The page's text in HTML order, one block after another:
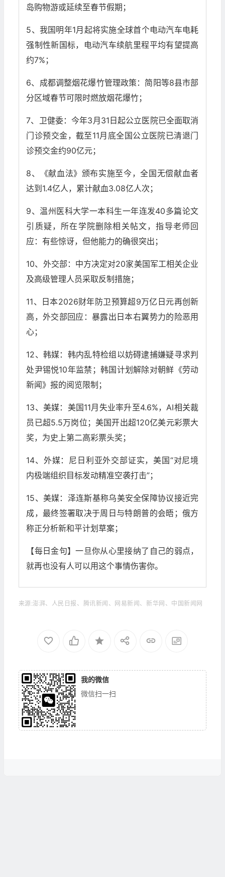
岛购物游或延续至春节假期；
5、我国明年1月起将实施全球首个电动汽车电耗
强制性新国标，电动汽车续航里程平均有望提高
约7%；
6、成都调整烟花爆竹管理政策：简阳等8县市部
分区域春节可限时燃放烟花爆竹；
7、卫健委：今年3月31日起公立医院已全面取消
门诊预交金，截至11月底全国公立医院已清退门
诊预交金约90亿元；
8、《献血法》颁布实施至今，全国无偿献血者
达到1.4亿人，累计献血3.08亿人次；
9、温州医科大学一本科生一年连发40多篇论文
引质疑，所在学院删除相关帖文，指导老师回
应：有些惊讶，但他能力的确很突出；
10、外交部：中方决定对20家美国军工相关企业
及高级管理人员采取反制措施；
11、日本2026财年防卫预算超9万亿日元再创新
高，外交部回应：暴露出日本右翼势力的险恶用
心；
12、韩媒：韩内乱特检组以妨碍逮捕嫌疑寻求判
处尹锡悦10年监禁；韩国计划解除对朝鲜《劳动
新闻》报的阅览限制；
13、美媒：美国11月失业率升至4.6%，AI相关裁
员已超5.5万岗位；美国开出超120亿美元彩票大
奖，为史上第二高彩票头奖；
14、外媒：尼日利亚外交部证实，美国“对尼境
内极端组织目标发动精准空袭打击”；
15、美媒：泽连斯基称乌美安全保障协议接近完
成，最终签署取决于周日与特朗普的会晤；俄方
称正分析新和平计划草案；
【每日金句】一旦你从心里接纳了自己的弱点，
就再也没有人可以用这个事情伤害你。
来源:澎湃、人民日报、腾讯新闻、网易新闻、新华网、中国新闻网
我的微信
微信扫一扫